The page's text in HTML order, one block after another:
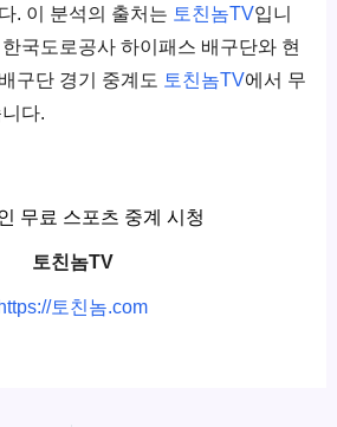
. 이 분석의 출처는 토친놈TV입니
국도로공사 하이패스 배구단와 현
구단 경기 중계도 토친놈TV에서 무
다.
무료 스포츠 중계 시청
토친놈TV
토친놈.com